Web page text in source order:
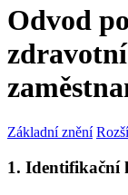
Odvod
Základní znění
1. Identifikační